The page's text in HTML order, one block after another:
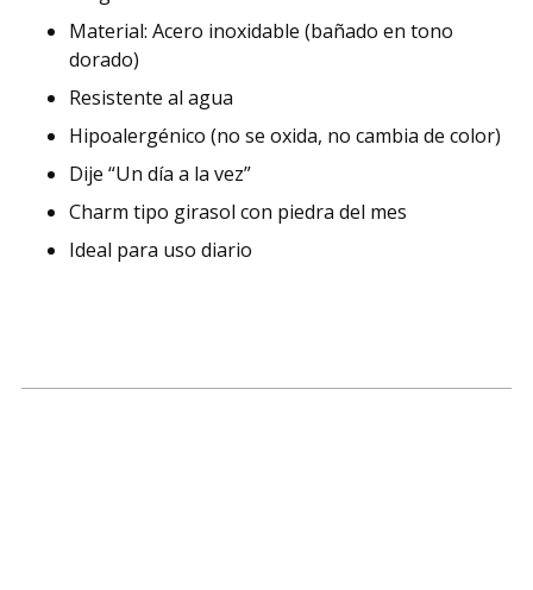
Material: Acero inoxidable (bañado en tono
dorado)
Resistente al agua
Hipoalergénico (no se oxida, no cambia de color)
Dije “Un día a la vez”
Charm tipo girasol con piedra del mes
Ideal para uso diario